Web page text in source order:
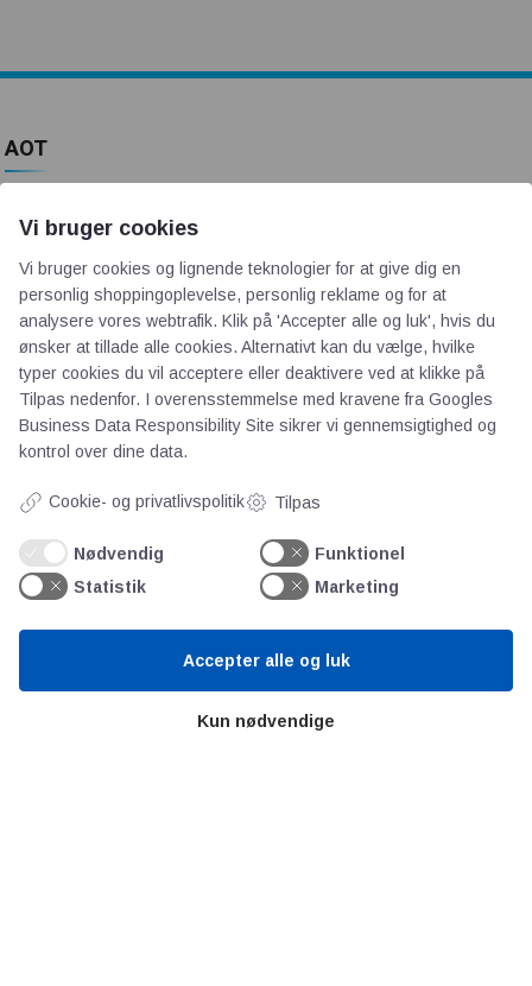
AOT
Kontakt
Persondata
Videncentre
Teknologisk Institut
Videncentre
Litteratur
Forkortelser
Værd at besøge
Vi bruger cookies
Vi bruger cookies og lignende teknologier for at give dig en
personlig shoppingoplevelse, personlig reklame og for at
analysere vores webtrafik. Klik på 'Accepter alle og luk', hvis du
ønsker at tillade alle cookies. Alternativt kan du vælge, hvilke
typer cookies du vil acceptere eller deaktivere ved at klikke på
Tilpas nedenfor. I overensstemmelse med kravene fra Googles
Business Data Responsibility Site sikrer vi gennemsigtighed og
kontrol over dine data.
Cookie- og privatlivspolitik Tilpas
Nødvendig
Funktionel
Statistik
Marketing
Kun nødvendige
Accepter alle og luk